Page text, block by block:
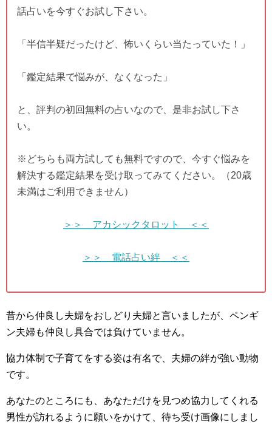
話占いを今すぐお試し下さい。
「半信半疑だったけど、怖いくらい当たっていた！」
「鑑定結果で悩みが、なくなった」
と、評判の初回無料の占いなので、是非お試し下さ
い。
※どちらも両方試しても無料ですので、今すぐ悩みを
解決する鑑定結果を受け取ってみてください。（20歳
未満はご利用できません）
＞＞ アカシックタロット ＜＜
＞＞ 電話占い絆 ＜＜
昔から仲良し夫婦をおしどり夫婦と言いましたが、ペンギ
ン夫婦も仲良し具合では負けていません。
協力体制で子育てをする姿は有名で、夫婦の絆が強い動物
です。
あなたのところにも、あなただけを見つめ協力してくれる
男性が訪れるように願いをかけて、待ち受け画像にしまし